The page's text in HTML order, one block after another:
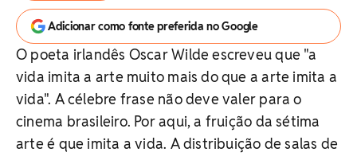
Adicionar como fonte preferida no Google
O poeta irlandês Oscar Wilde escreveu que "a
vida imita a arte muito mais do que a arte imita a
vida". A célebre frase não deve valer para o
cinema brasileiro. Por aqui, a fruição da sétima
arte é que imita a vida. A distribuição de salas de